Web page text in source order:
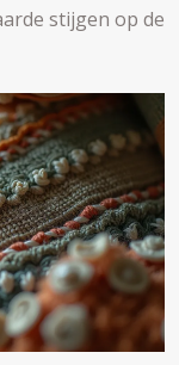
stijgen op de